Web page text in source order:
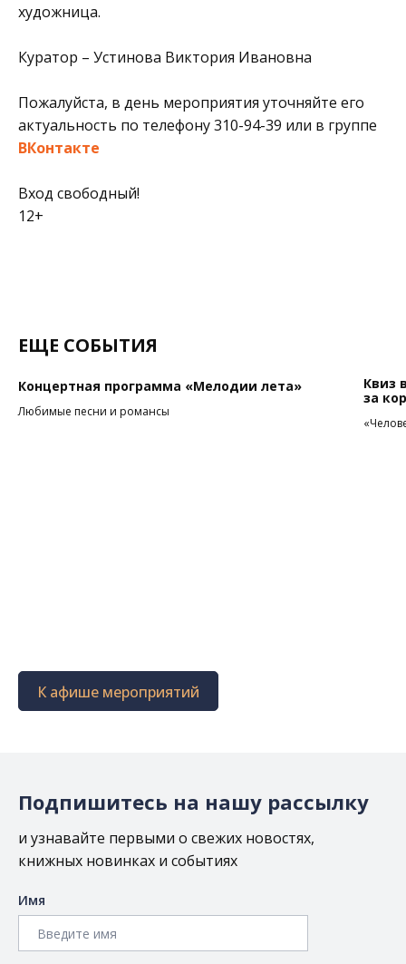
художница.
Куратор – Устинова Виктория Ивановна
Пожалуйста, в день мероприятия уточняйте его
актуальность по телефону 310-94-39 или в группе
ВКонтакте
Вход свободный!
12+
ЕЩЕ СОБЫТИЯ
Концертная программа «Мелодии лета»
Любимые песни и романсы
Квиз
за
К афише мероприятий
Подпишитесь на нашу рассылку
и узнавайте первыми о свежих новостях,
книжных новинках и событиях
Имя